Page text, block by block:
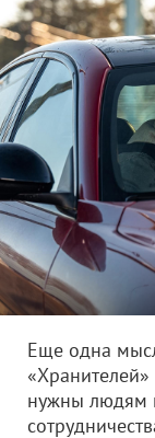
Еще одна
нужны людям